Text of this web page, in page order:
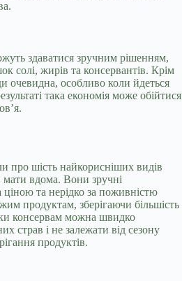
здаватися зручним рішенням,
солі, жирів та консервантів. Крім
очевидна, особливо коли йдеться
така економія може обійтися
про шість найкорисніших видів
мати вдома. Вони зручні
ціною та нерідко за поживністю
продуктам, зберігаючи більшість
консервам можна швидко
страв і не залежати від сезону
продуктів.